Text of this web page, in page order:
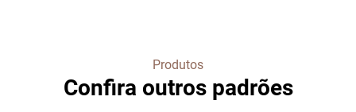
Produtos
Confira outros padrões